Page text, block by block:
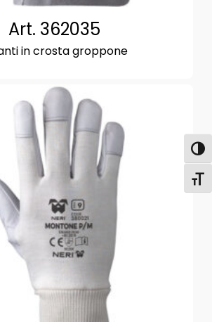
Art. 362035
in crosta groppone